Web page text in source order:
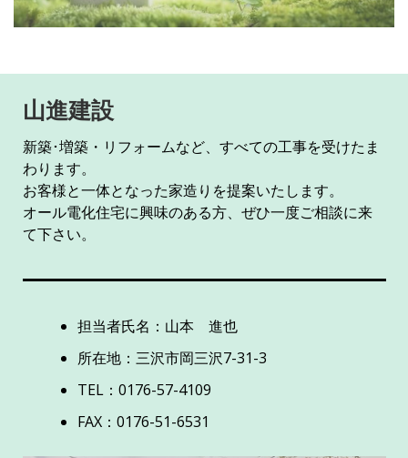
山進建設
新築･増築・リフォームなど、すべての工事を受けたま
わります。
お客様と一体となった家造りを提案いたします。
オール電化住宅に興味のある方、ぜひ一度ご相談に来
て下さい。
担当者氏名：山本 進也
所在地：三沢市岡三沢7-31-3
TEL：0176-57-4109
FAX：0176-51-6531